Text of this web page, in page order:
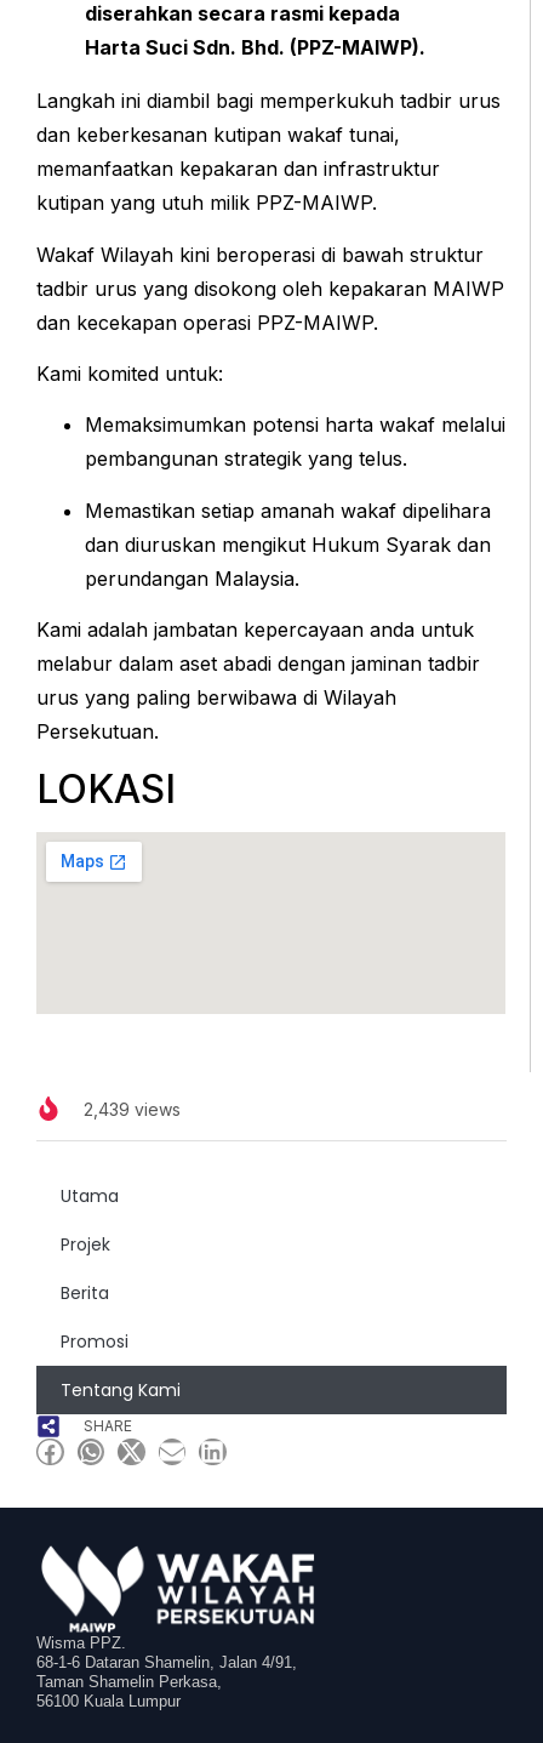
diserahkan secara rasmi kepada
Harta Suci Sdn. Bhd. (PPZ-MAIWP).
Langkah ini diambil bagi memperkukuh tadbir urus
dan keberkesanan kutipan wakaf tunai,
memanfaatkan kepakaran dan infrastruktur
kutipan yang utuh milik PPZ-MAIWP.
Wakaf Wilayah kini beroperasi di bawah struktur
tadbir urus yang disokong oleh kepakaran MAIWP
dan kecekapan operasi PPZ-MAIWP.
Kami komited untuk:
Memaksimumkan potensi harta wakaf melalui
pembangunan strategik yang telus.
Memastikan setiap amanah wakaf dipelihara
dan diuruskan mengikut Hukum Syarak dan
perundangan Malaysia.
Kami adalah jambatan kepercayaan anda untuk
melabur dalam aset abadi dengan jaminan tadbir
urus yang paling berwibawa di Wilayah
Persekutuan.
LOKASI
2,439 views
Utama
Projek
Berita
Promosi
Tentang Kami
SHARE
Wisma PPZ.
68-1-6 Dataran Shamelin, Jalan 4/91,
Taman Shamelin Perkasa,
56100 Kuala Lumpur